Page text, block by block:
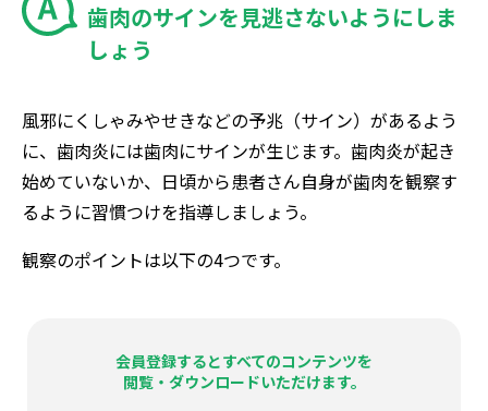
歯肉のサインを見逃さないようにしま
しょう
風邪にくしゃみやせきなどの予兆（サイン）があるよう
に、歯肉炎には歯肉にサインが生じます。歯肉炎が起き
始めていないか、日頃から患者さん自身が歯肉を観察す
るように習慣つけを指導しましょう。
観察のポイントは以下の4つです。
会員登録するとすべてのコンテンツを
閲覧・ダウンロードいただけます。